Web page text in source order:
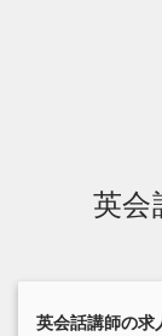
英会
英会話講師の求